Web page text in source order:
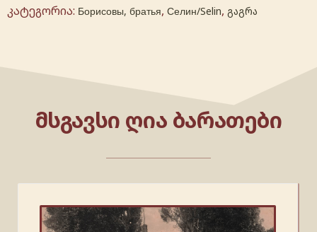
კატეგორია: Борисовы, братья, Селин/Selin, გაგრა
ᲛᲡᲒᲐᲕᲡᲘ ᲦᲘᲐ ᲑᲐᲠᲐᲗᲔᲑᲘ